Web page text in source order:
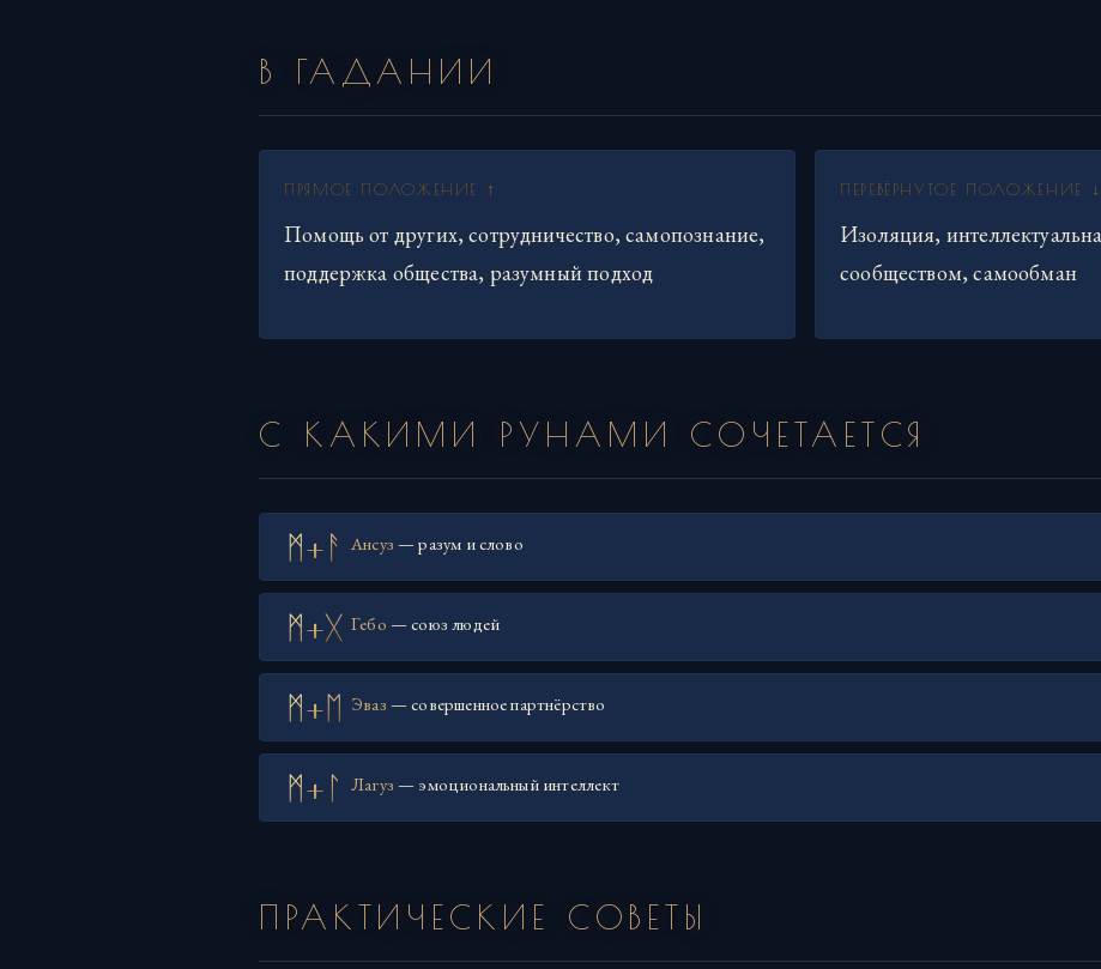
В ГАДАНИИ
ПРЯМОЕ ПОЛОЖЕНИЕ ↑
Помощь от других, сотрудничество, самопознание,
поддержка общества, разумный подход
ПЕРЕВЁРНУТОЕ ПОЛОЖЕНИЕ ↓
Изоляция,
сообществом, самообман
С КАКИМИ РУНАМИ СОЧЕТАЕТСЯ
ᛗ+ᚨ Ансуз — разум и слово
ᛗ+ᚷ Гебо — союз людей
ᛗ+ᛖ Эваз — совершенное партнёрство
ᛗ+ᛚ Лагуз — эмоциональный интеллект
ПРАКТИЧЕСКИЕ СОВЕТЫ